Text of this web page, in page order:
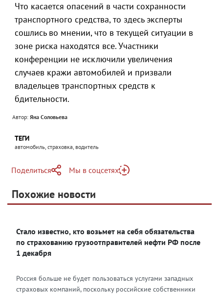
Что касается опасений в части сохранности
транспортного средства, то здесь эксперты
сошлись во мнении, что в текущей ситуации в
зоне риска находятся все. Участники
конференции не исключили увеличения
случаев кражи автомобилей и призвали
владельцев транспортных средств к
бдительности.
Автор: Яна Соловьева
ТЕГИ
автомобиль, страховка, водитель
Поделиться
Telegram
Одноклассники
Мы в соцсетях
Яндекс Дзен
Похожие новости
Стало известно, кто возьмет на себя обязательства
по страхованию грузоотправителей нефти РФ после
1 декабря
Россия больше не будет пользоваться услугами западных
страховых компаний, поскольку российские собственники